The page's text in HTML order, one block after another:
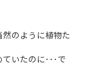
のように植物た
いたのに･･･で